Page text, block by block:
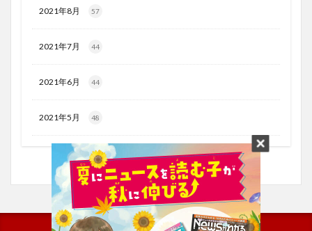
2021年8月 57
2021年7月 44
2021年6月 44
2021年5月 48